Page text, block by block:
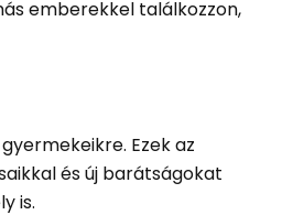
emberekkel találkozzon,
Ezek az
és új barátságokat
is.